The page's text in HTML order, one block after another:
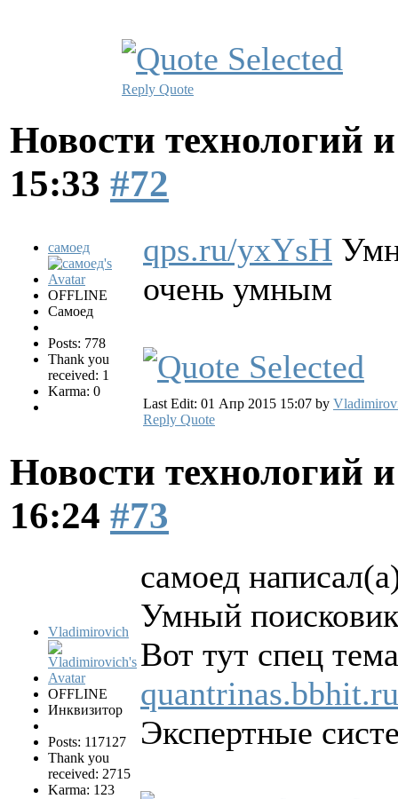
Reply Quote
Новости технологий
15:33 #72
самоед
OFFLINE
Самоед
Posts: 778
Thank you
received: 1
Karma: 0
qps.ru/yxYsH
очень умным
Last Edit: 01 Апр 2015 15:07 by
Reply Quote
Новости технологий
16:24 #73
Vladimirovich
OFFLINE
Инквизитор
Posts: 117127
Thank you
received: 2715
Karma: 123
самоед
Умный
Вот тут спец
Экспертные